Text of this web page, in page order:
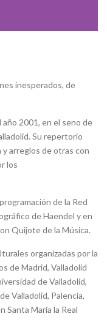
inesperados, de
año 2001, en el seno de
Su repertorio
arreglos de otras con
los
de la Red
de Haendel y en
Quijote de la Música.
organizadas por la
de Madrid, Valladolid
de Valladolid,
Valladolid, Palencia,
Santa María la Real